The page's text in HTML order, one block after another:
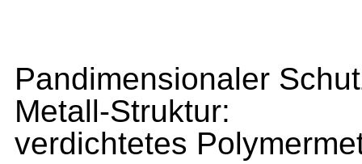
Pandimensionaler
Metall-Struktur:
verdichtetes